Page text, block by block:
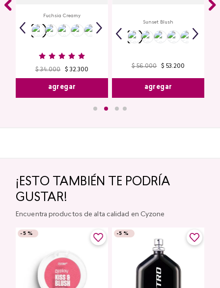
Fuchsia Creamy
$ 34.000 $ 32.300
agregar
Sunset Blush
$ 56.000 $ 53.200
agregar
¡ESTO TAMBIÉN TE PODRÍA
GUSTAR!
Encuentra productos de alta calidad en Cyzone
-5 % -5 %